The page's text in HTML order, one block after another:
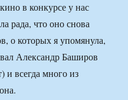
в конкурсе у нас
рада, что оно снова
о которых я упомянула,
Александр Баширов
и всегда много из